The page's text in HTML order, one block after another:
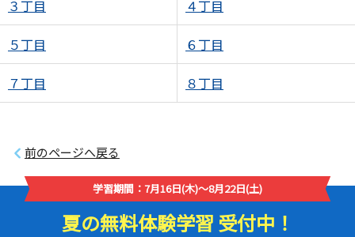
３丁目 ４丁目
５丁目 ６丁目
７丁目 ８丁目
前のページへ戻る
学習期間：7月16日(木)～8月22日(土)
夏の無料体験学習 受付中！